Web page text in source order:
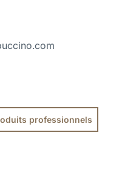
professionnels